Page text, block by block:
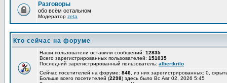
Pазговоры
обо всём остальном
Модератор zeta
Кто сейчас на форуме
Наши пользователи оставили сообщений: 12835
Всего зарегистрированных пользователей: 151035
Последний зарегистрированный пользователь: albertkrilo
Сейчас посетителей на форуме: 846 , из них зарегистрированных: 0,
Больше всего посетителей (2298) здесь было Вс Авг 02, 2026 5:45